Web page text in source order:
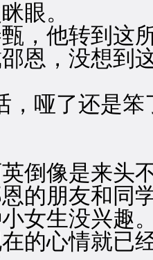
眼。
他转到这所
恩，没想到
哑了还是笨
像是来头不
的朋友和同
女生没兴趣
心情就已经